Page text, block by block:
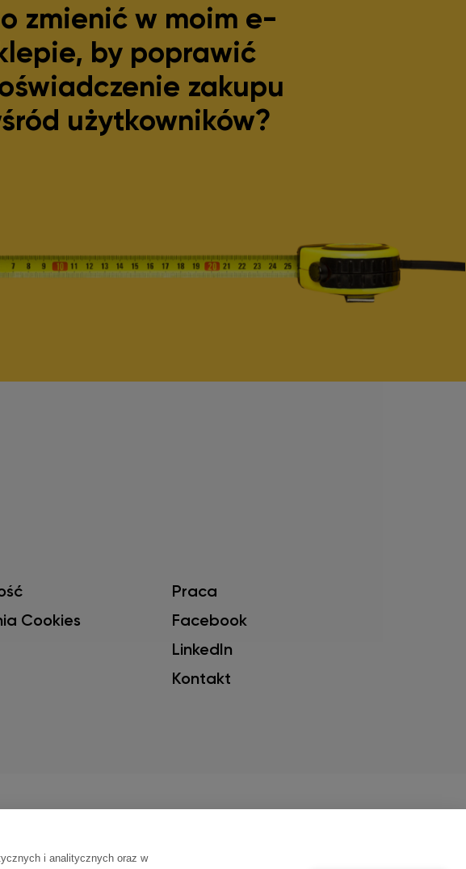
zmienić w moim e-
by poprawić
zakupu
użytkowników?
Cookies
Praca
Facebook
LinkedIn
Kontakt
z aktualnymi ustawieniami przeglądarki,
i analitycznych oraz w